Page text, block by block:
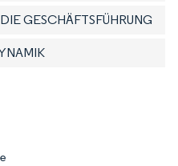
GESCHÄFTSFÜHRUNG